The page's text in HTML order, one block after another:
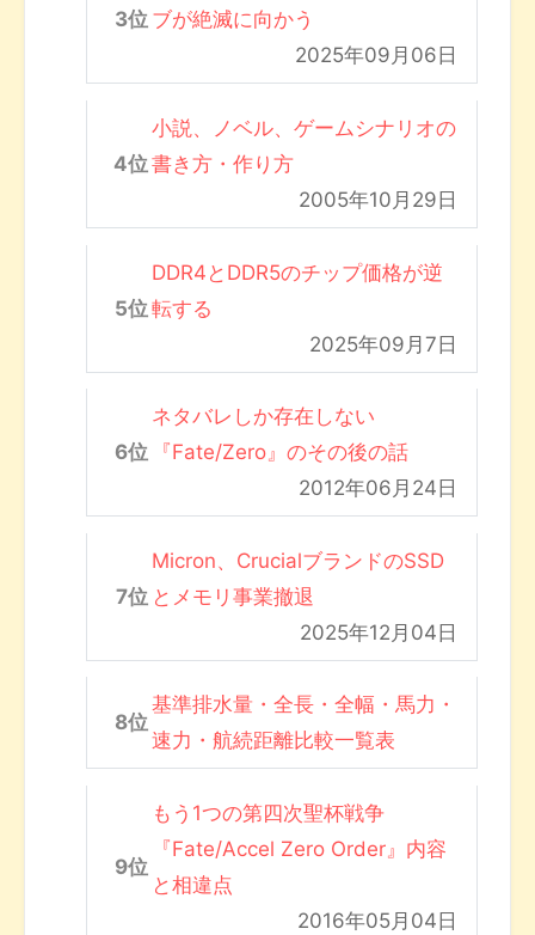
ブが絶滅に向かう
2025年09月06日
小説、ノベル、ゲームシナリオの
書き方・作り方
2005年10月29日
DDR4とDDR5のチップ価格が逆
転する
2025年09月7日
ネタバレしか存在しない
『Fate/Zero』のその後の話
2012年06月24日
Micron、CrucialブランドのSSD
とメモリ事業撤退
2025年12月04日
基準排水量・全長・全幅・馬力・
速力・航続距離比較一覧表
もう1つの第四次聖杯戦争
『Fate/Accel Zero Order』内容
と相違点
2016年05月04日